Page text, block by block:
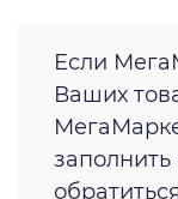
Если
Ваших